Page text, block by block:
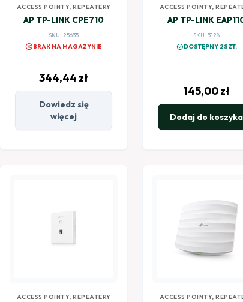
ACCESS POINTY, REPEATERY
AP TP-LINK CPE710
SKU: 25635
cancelBRAK NA MAGAZYNIE
344,44 zł
Dowiedz się
więcej
ACCESS POINTY,
AP TP-LINK
SKU: 3128
check_circleDOSTĘPNY 2SZT.
145,00zł
Dodaj do koszyka
ACCESS POINTY, REPEATERY ACCESS POINTY,